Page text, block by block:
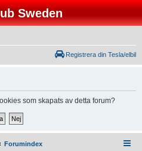
Sweden
Registrera din Tesla/elbil
som skapats av detta forum?
Forumindex